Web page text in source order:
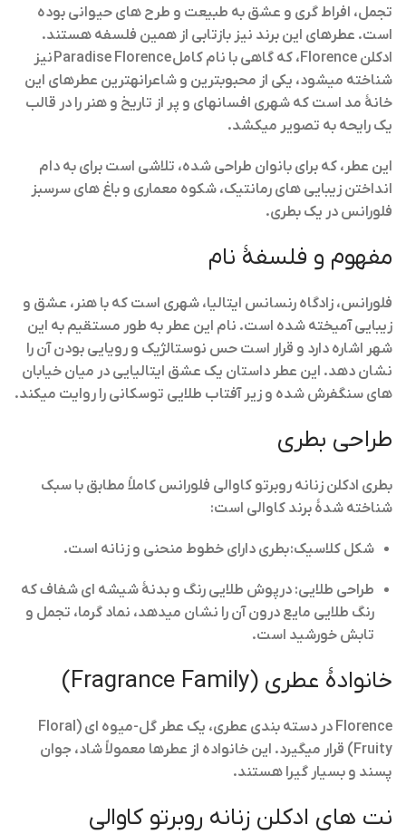
تجمل، افراط گری و عشق به طبیعت و طرح های حیوانی بوده
است. عطرهای این برند نیز بازتابی از همین فلسفه هستند.
ادکلن Florence، که گاهی با نام کاملParadise Florenceنیز
شناخته میشود، یکی از محبوبترین و شاعرانهترین عطرهای این
خانهٔ مد است که شهری افسانهای و پر از تاریخ و هنر را در قالب
یک رایحه به تصویر میکشد.
این عطر، که برای بانوان طراحی شده، تلاشی است برای به دام
انداختن زیبایی های رمانتیک، شکوه معماری و باغ های سرسبز
فلورانس در یک بطری.
مفهوم و فلسفهٔ نام
فلورانس، زادگاه رنسانس ایتالیا، شهری است که با هنر، عشق و
زیبایی آمیخته شده است. نام این عطر به طور مستقیم به این
شهر اشاره دارد و قرار است حس نوستالژیک و رویایی بودن آن را
نشان دهد. این عطر داستان یک عشق ایتالیایی در میان خیابان
های سنگفرش شده و زیر آفتاب طلایی توسکانی را روایت میکند.
طراحی بطری
بطری ادکلن زنانه روبرتو کاوالی فلورانس کاملاً مطابق با سبک
شناخته شدهٔ برند کاوالی است:
شکل کلاسیک:بطری دارای خطوط منحنی و زنانه است.
طراحی طلایی: درپوش طلایی رنگ و بدنهٔ شیشه ای شفاف که
رنگ طلایی مایع درون آن را نشان میدهد، نماد گرما، تجمل و
تابش خورشید است.
خانوادهٔ عطری (Fragrance Family)
Florence در دسته بندی عطری، یک
عطر گل-میوه ای (Floral
Fruity) قرار میگیرد. این خانواده از عطرها معمولاً شاد، جوان
پسند و بسیار گیرا هستند.
نت های ادکلن زنانه روبرتو کاوالی